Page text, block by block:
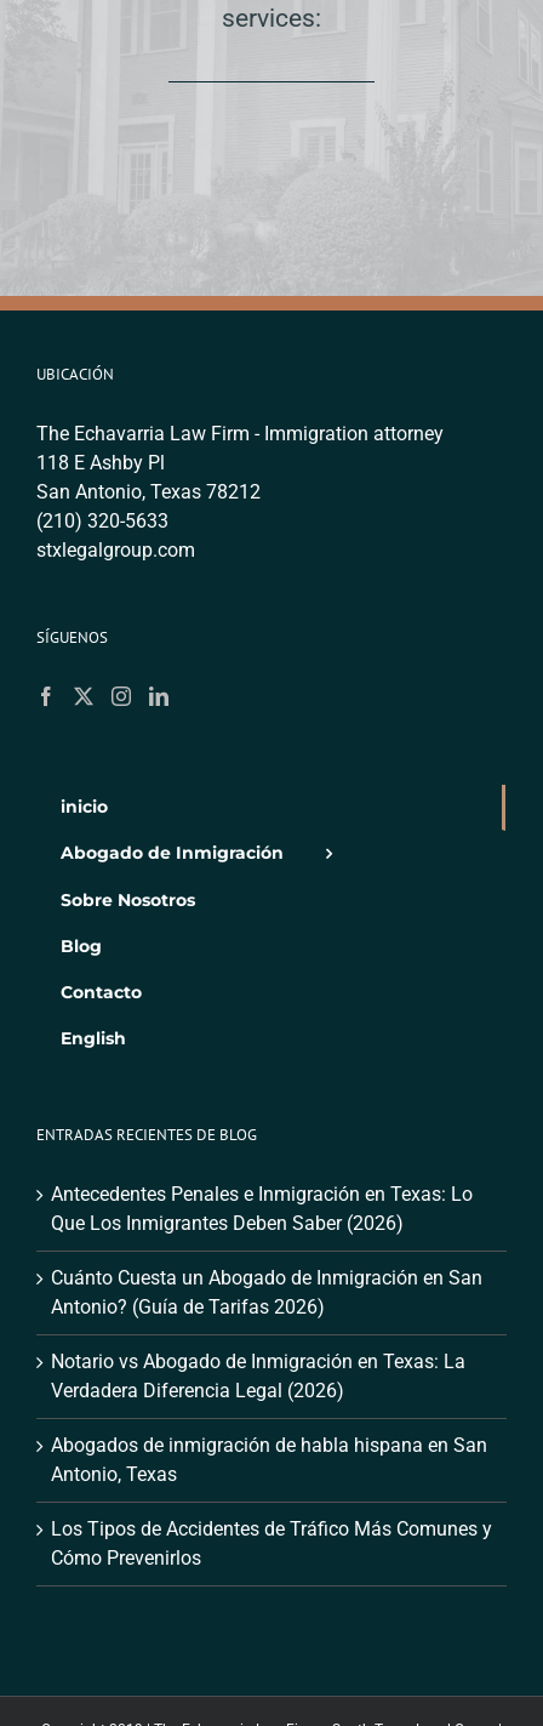
services:
UBICACIÓN
The Echavarria Law Firm - Immigration attorney
118 E Ashby Pl
San Antonio, Texas 78212
(210) 320-5633
stxlegalgroup.com
SÍGUENOS
inicio
Abogado de Inmigración
Sobre Nosotros
Blog
Contacto
English
ENTRADAS RECIENTES DE BLOG
Antecedentes Penales e Inmigración en Texas: Lo
Que Los Inmigrantes Deben Saber (2026)
Cuánto Cuesta un Abogado de Inmigración en San
Antonio? (Guía de Tarifas 2026)
Notario vs Abogado de Inmigración en Texas: La
Verdadera Diferencia Legal (2026)
Abogados de inmigración de habla hispana en San
Antonio, Texas
Los Tipos de Accidentes de Tráfico Más Comunes y
Cómo Prevenirlos